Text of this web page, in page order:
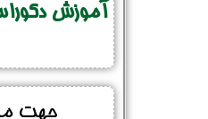
آموزش
جهت